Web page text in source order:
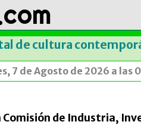
de cultura
7 de Agosto de 2026 a
de Industria,